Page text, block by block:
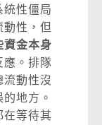
統性僵局
性，但
金本身
應。排隊
動性沒
地方。
等待其